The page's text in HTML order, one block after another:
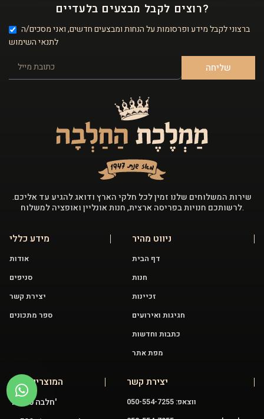
רוצים לקבל מבצעים בלעדיים?
ברצוני לקבל מידע ופרסומות על הנחות ומבצעים חדשים, ואני מסכים/ה
לתנאי השימוש
שליחה
שירות המשלוחים שלנו זמין לכל חלקי הארץ ודואג להגיע עד אליכם.
לרשותכם חנויות בפריסה ארצית, חנות אונליין ואופציה למשלוח.
מידע כללי
אודות
סניפים
יצירת קשר
ספר מתכונים
ניווט מהיר
דף הבית
חנות
זכיינות
חגיגות ואירועים
כתבות וחדשות
מפת אתר
המוצרים שלנו
חלבה 400 גר'
יצירת קשר
ווצאפ: 050-554-7255